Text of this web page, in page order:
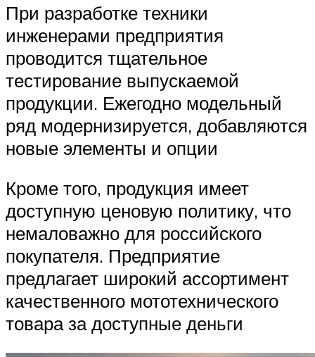
При разработке техники
инженерами предприятия
проводится тщательное
тестирование выпускаемой
продукции. Ежегодно модельный
ряд модернизируется, добавляются
новые элементы и опции
Кроме того, продукция имеет
доступную ценовую политику, что
немаловажно для российского
покупателя. Предприятие
предлагает широкий ассортимент
качественного мототехнического
товара за доступные деньги